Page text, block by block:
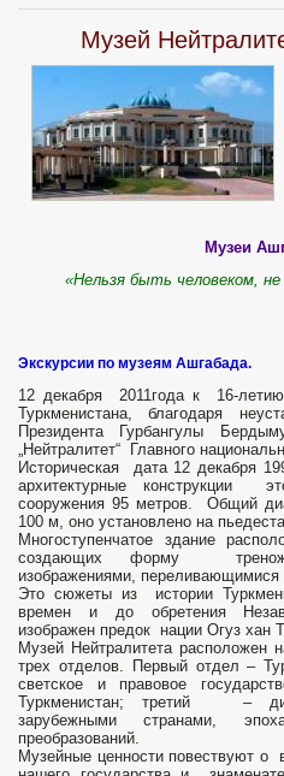
Музей
Музеи
«Нельзя быть человеком,
Экскурсии по музеям Ашгабада.
12 декабря 2011года к 16-
Туркменистана, благодаря
Президента Гурбангулы
„Нейтралитет“ Главного
Историческая дата 12 декабря
архитектурные конструкции
сооружения 95 метров. Общий
100 м, оно установлено на
Многоступенчатое здание
создающих форму
изображениями, переливающимися
Это сюжеты из истории
времен и до обретения
изображен предок нации Огуз хан
Музей Нейтралитета расположен
трех отделов. Первый отдел –
светское и правовое
Туркменистан; третий –
зарубежными странами,
преобразований.
Музейные ценности повествуют о